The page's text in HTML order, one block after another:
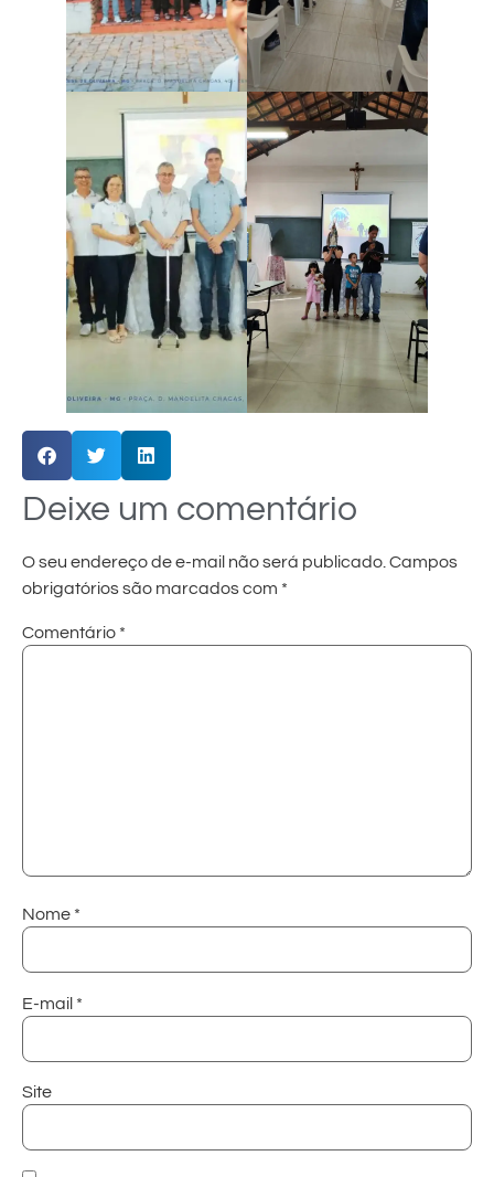
Deixe um comentário
O seu endereço de e-mail não será publicado.Campos
obrigatórios são marcados com *
Comentário *
Nome *
E-mail *
Site